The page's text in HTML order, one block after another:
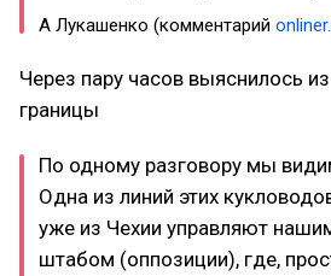
А Лукашенко (комментарий
Через пару часов выяснилось
границы
По одному разговору мы
Одна из линий этих
уже из Чехии управляют
штабом (оппозиции), где,